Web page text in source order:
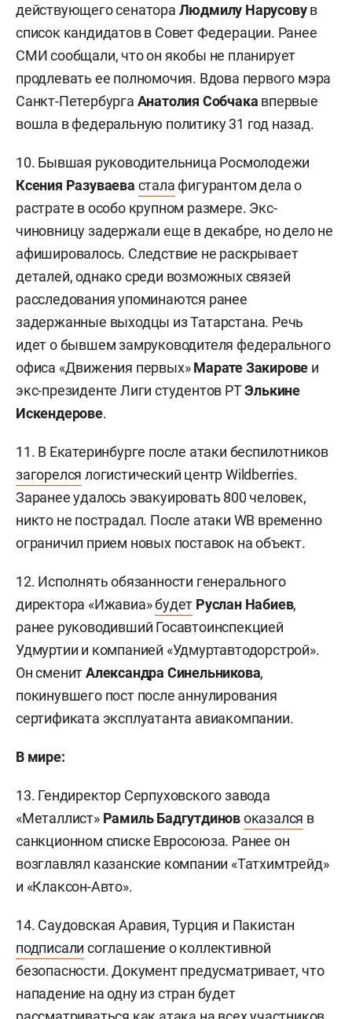
действующего сенатора Людмилу Нарусовув
список кандидатов в Совет Федерации. Ранее
СМИ сообщали, что он якобы не планирует
продлевать ее полномочия. Вдова первого мэра
Санкт-Петербурга Анатолия Собчака впервые
вошла в федеральную политику 31 год назад.
10. Бывшая руководительница Росмолодежи
Ксения Разуваева стала фигурантом дела о
растрате в особо крупном размере. Экс-
чиновницу задержали еще в декабре, но дело не
афишировалось. Следствие не раскрывает
деталей, однако среди возможных связей
расследования упоминаются ранее
задержанные выходцы из Татарстана. Речь
идет о бывшем замруководителя федерального
офиса «Движения первых»Марате Закирове и
экс-президенте Лиги студентов РТЭлькине
Искендерове.
11. В Екатеринбурге после атаки беспилотников
загорелся логистический центр Wildberries.
Заранее удалось эвакуировать 800 человек,
никто не пострадал. После атаки WB временно
ограничил прием новых поставок на объект.
12. Исполнять обязанности генерального
директора «Ижавиа»будет Руслан Набиев,
ранее руководивший Госавтоинспекцией
Удмуртии и компанией «Удмуртавтодорстрой».
Он сменитАлександра Синельникова,
покинувшего пост после аннулирования
сертификата эксплуатанта авиакомпании.
В мире:
13. Гендиректор Серпуховского завода
«Металлист» Рамиль Бадгутдиновоказался в
санкционном списке Евросоюза. Ранее он
возглавлял казанские компании «Татхимтрейд»
и «Клаксон-Авто».
14. Саудовская Аравия, Турция и Пакистан
подписали соглашение о коллективной
безопасности. Документ предусматривает, что
нападение на одну из стран будет